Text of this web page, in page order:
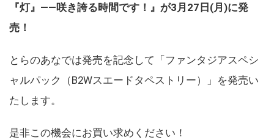
『灯』――咲き誇る時間です！』が3月27日(月)に発
売！
とらのあなでは発売を記念して「ファンタジアスペシ
ャルパック（B2Wスエードタペストリー）」を発売い
たします。
是非この機会にお買い求めください！